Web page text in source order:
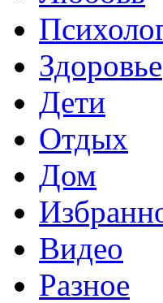
Здоровье
Дети
Отдых
Дом
Видео
Разное